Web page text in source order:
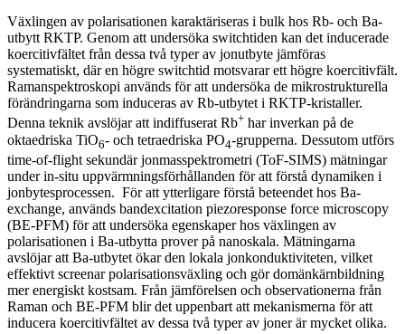
Växlingen av polarisationen karaktäriseras i bulk hos Rb- och Ba-
utbytt RKTP. Genom att undersöka switchtiden kan det inducerade
koercitivfältet från dessa två typer av jonutbyte jämföras
systematiskt, där en högre switchtid motsvarar ett högre koercitivfält.
Ramanspektroskopi används för att undersöka de mikrostrukturella
förändringarna som induceras av Rb-utbytet i RKTP-kristaller.
Denna teknik avslöjar att indiffuserat Rb+ har inverkan på de
oktaedriska TiO6- och tetraedriska PO4-grupperna. Dessutom utförs
time-of-flight sekundär jonmasspektrometri (ToF-SIMS) mätningar
under in-situ uppvärmningsförhållanden för att förstå dynamiken i
jonbytesprocessen. För att ytterligare förstå beteendet hos Ba-
exchange, används bandexcitation piezoresponse force microscopy
(BE-PFM) för att undersöka egenskaper hos växlingen av
polarisationen i Ba-utbytta prover på nanoskala. Mätningarna
avslöjar att Ba-utbytet ökar den lokala jonkonduktiviteten, vilket
effektivt screenar polarisationsväxling och gör domänkärnbildning
mer energiskt kostsam. Från jämförelsen och observationerna från
Raman och BE-PFM blir det uppenbart att mekanismerna för att
inducera koercitivfältet av dessa två typer av joner är mycket olika.